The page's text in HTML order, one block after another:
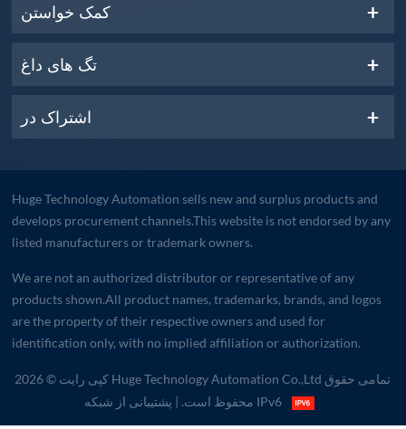
کمک خواستن
تگ های داغ
اشتراک در
Huge Technology Automation sells new and surplus products and
develops procurement channels.This website is not endorsed by any
listed manufacturers or trademark owners.
We are not an authorized distributor or representative of any
products shown.All product names, trademarks, brands, and logos
are the property of their respective owners and used for
identification only, with no implied affiliation or authorization.
کپی رایت © 2026 Huge Technology Automation Co.,Ltd تمامی حقوق
محفوظ است. | پشتیبانی از شبکه IPv6